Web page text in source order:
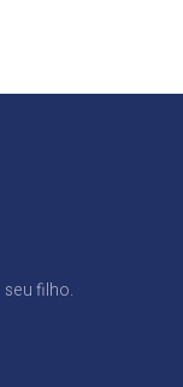
filho.​​